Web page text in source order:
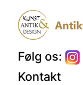
Følg os:
Kontakt